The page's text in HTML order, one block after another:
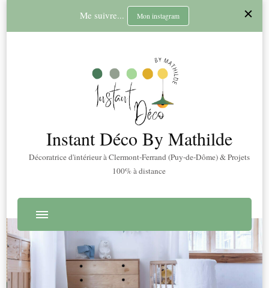
Me suivre... Mon instagram
Instant Déco By Mathilde
Décoratrice d'intérieur à Clermont-Ferrand (Puy-de-Dôme) & Projets
100% à distance